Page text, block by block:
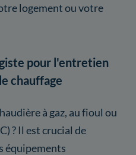
logement ou votre
pour l'entretien
chauffage
à gaz, au fioul ou
? Il est crucial de
équipements